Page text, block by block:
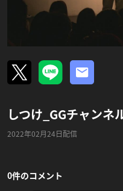
しつけ_GGチャンネ
2022年02月24日配信
0件のコメント